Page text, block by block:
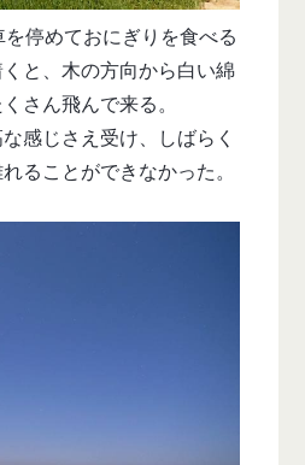
停めておにぎりを食べる
と、木の方向から白い綿
さん飛んで来る。
感じさえ受け、しばらく
ることができなかった。